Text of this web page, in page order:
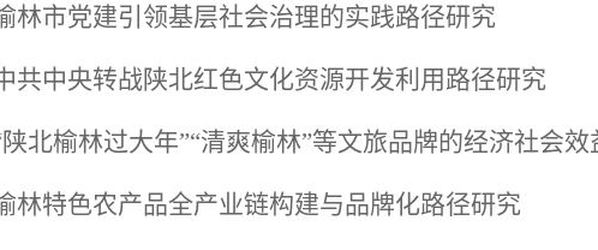
林市党建引领基层社会治理的实践路径研究
共中央转战陕北红色文化资源开发利用路径研究
陕北榆林过大年”“清爽榆林”等文旅品牌的经济社会
林特色农产品全产业链构建与品牌化路径研究